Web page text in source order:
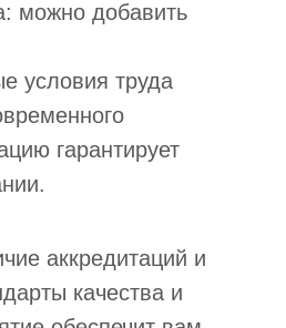
можно добавить
условия труда
гарантирует
аккредитаций и
качества и